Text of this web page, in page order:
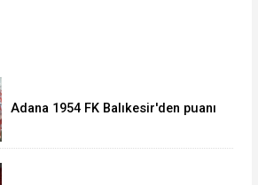
Adana 1954 FK Balıkesir'den puanı